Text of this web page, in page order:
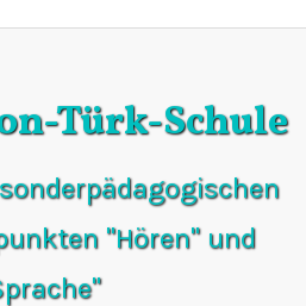
Türk-Schule
"Hören" und